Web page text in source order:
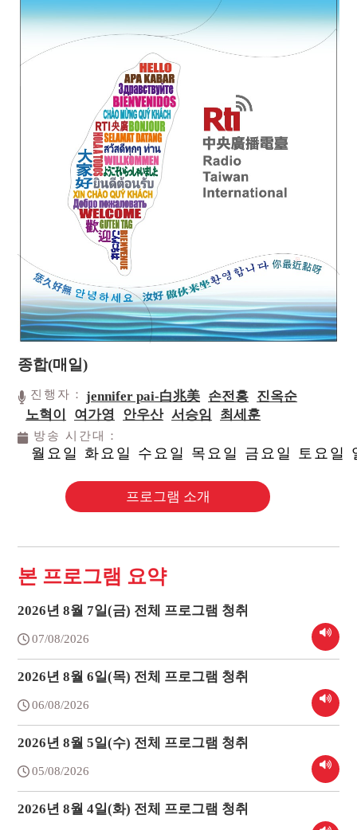
종합(매일)
진행자： jennifer pai-白兆美 손전홍 진옥순
노혁이
여가영 안우산 서승임 최세훈
방송 시간대：
월요일 화요일 수요일 목요일 금요일 토요일
프로그램 소개
본 프로그램 요약
2026년 8월 7일(금) 전체 프로그램 청취
07/08/2026
2026년 8월 6일(목) 전체 프로그램 청취
06/08/2026
2026년 8월 5일(수) 전체 프로그램 청취
05/08/2026
2026년 8월 4일(화) 전체 프로그램 청취